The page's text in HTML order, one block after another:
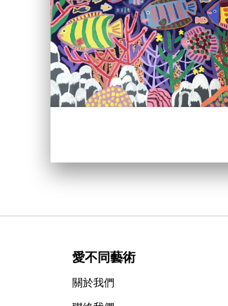
愛不同藝術
關於我們